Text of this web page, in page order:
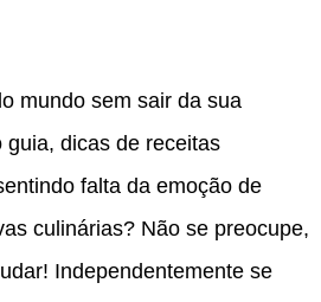
mundo sem sair da sua
dicas de receitas
falta da emoção de
culinárias? Não se preocupe,
Independentemente se